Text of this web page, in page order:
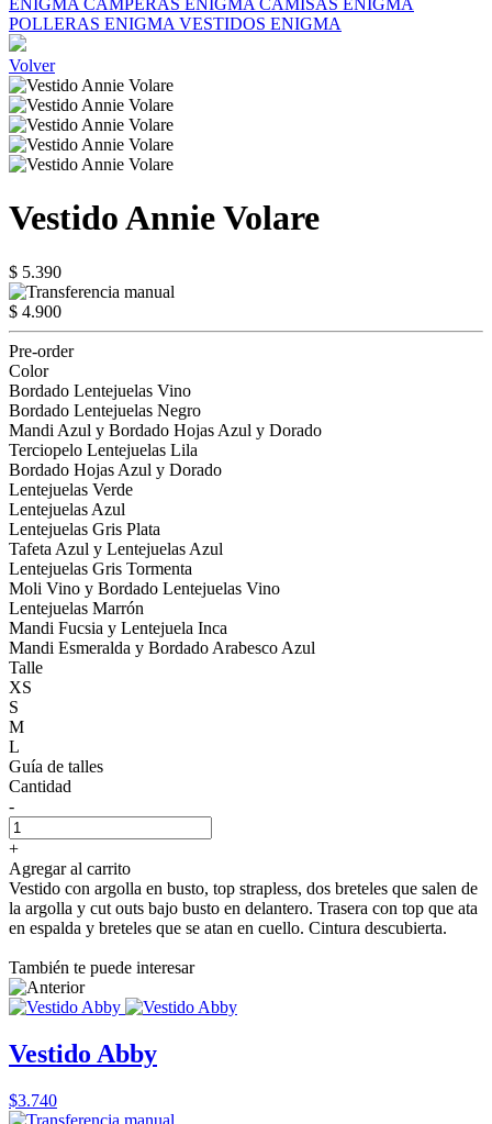
ENIGMA CAMPERAS ENIGMA CAMISAS ENIGMA
POLLERAS ENIGMA VESTIDOS ENIGMA
Volver
Vestido Annie Volare
$ 5.390
$ 4.900
Pre-order
Color
Bordado Lentejuelas Vino
Bordado Lentejuelas Negro
Mandi Azul y Bordado Hojas Azul y Dorado
Terciopelo Lentejuelas Lila
Bordado Hojas Azul y Dorado
Lentejuelas Verde
Lentejuelas Azul
Lentejuelas Gris Plata
Tafeta Azul y Lentejuelas Azul
Lentejuelas Gris Tormenta
Moli Vino y Bordado Lentejuelas Vino
Lentejuelas Marrón
Mandi Fucsia y Lentejuela Inca
Mandi Esmeralda y Bordado Arabesco Azul
Talle
XS
S
M
L
Guía de talles
Cantidad
-
+
Agregar al carrito
Vestido con argolla en busto, top strapless, dos breteles que salen de
la argolla y cut outs bajo busto en delantero. Trasera con top que ata
en espalda y breteles que se atan en cuello. Cintura descubierta.
También te puede interesar
Vestido Abby
$3.740